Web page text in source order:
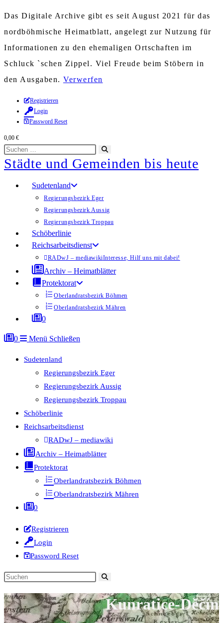
Das Digitale Archive gibt es seit August 2021 für das
nordböhmische Heimatblatt, angelegt zur Nutzung für
Informationen zu den ehemaligen Ortschaften im
Schluck `schen Zippel. Viel Freude beim Stöbern in
den Ausgaben. Verwerfen
Zum
Inhalt
springen
Registrieren
Login
Password Reset
0,00 €
Diese
Website
durchsuchen
starten
Städte und Gemeinden bis heute
Sudetenland
Regierungsbezirk Eger
Regierungsbezirk Aussig
Regierungsbezirk Troppau
Schöberlinie
Reichsarbeitsdienst
RADwJ – mediawikiInteresse, Hilf uns mit dabei!
Archiv – Heimatblätter
Protektorat
Oberlandratsbezirk Böhmen
Oberlandratsbezirk Mähren
0
0 Menü Schließen
Sudetenland
Regierungsbezirk Eger
Regierungsbezirk Aussig
Regierungsbezirk Troppau
Schöberlinie
Reichsarbeitsdienst
RADwJ – mediawiki
Archiv – Heimatblätter
Protektorat
Oberlandratsbezirk Böhmen
Oberlandratsbezirk Mähren
0
Registrieren
Login
Password Reset
Diese
durchsuchen
Kunratice-Děčín